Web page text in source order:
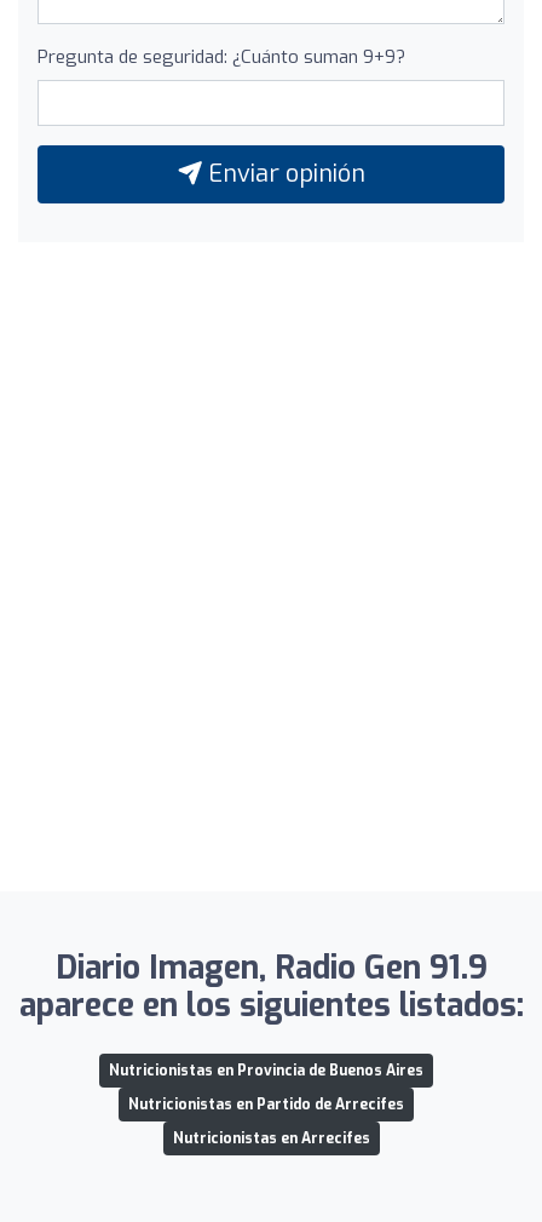
Pregunta de seguridad: ¿Cuánto suman 9+9?
Enviar opinión
Diario Imagen, Radio Gen 91.9
aparece en los siguientes listados:
Nutricionistas en Provincia de Buenos Aires
Nutricionistas en Partido de Arrecifes
Nutricionistas en Arrecifes